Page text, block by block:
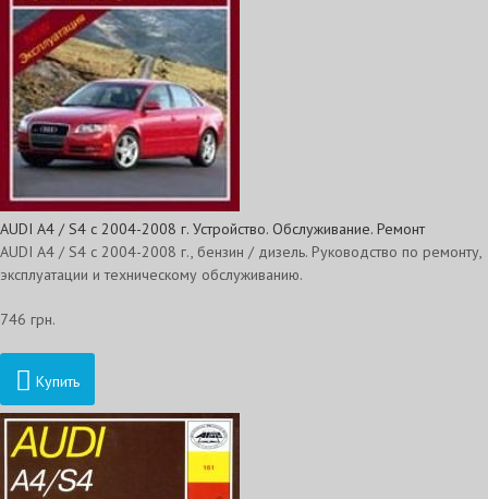
AUDI A4 / S4 с 2004-2008 г. Устройство. Обслуживание. Ремонт
AUDI A4 / S4 с 2004-2008 г., бензин / дизель. Руководство по ремонту,
эксплуатации и техническому обслуживанию.
746 грн.
Купить